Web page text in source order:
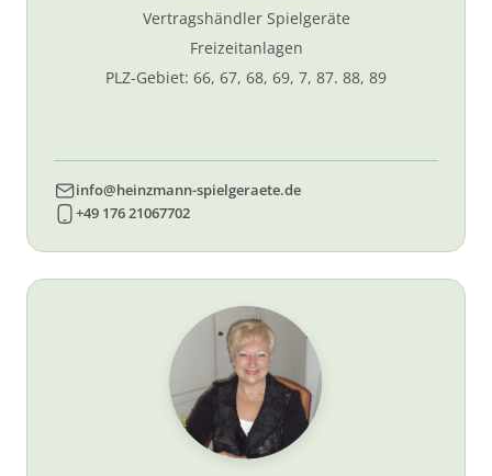
Vertragshändler Spielgeräte
Freizeitanlagen
PLZ-Gebiet: 66, 67, 68, 69, 7, 87. 88, 89
info@heinzmann-spielgeraete.de
+49 176 21067702